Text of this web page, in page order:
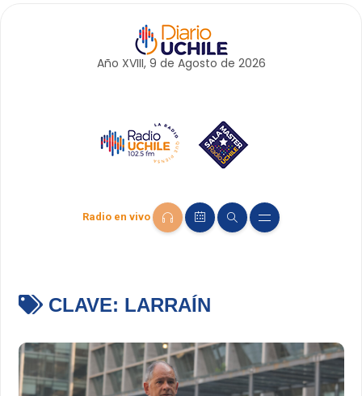
Año XVIII, 9 de Agosto de 2026
Radio en vivo
CLAVE: LARRAÍN